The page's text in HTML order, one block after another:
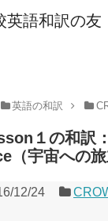
英語和訳の友
英語の和訳
１の和訳
宇宙への旅
12/24